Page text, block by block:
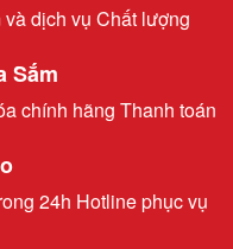
dịch vụ Chất lượng
Sắm
chính hãng Thanh toán
24h Hotline phục vụ